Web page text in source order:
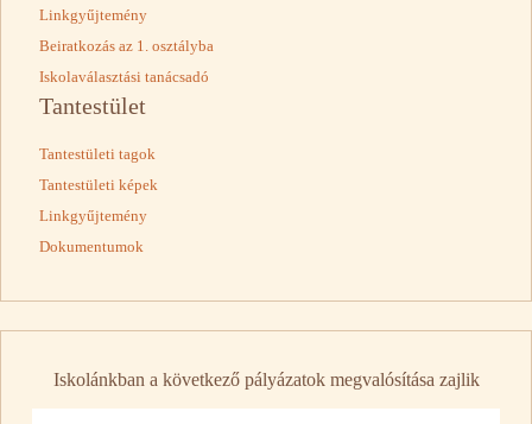
Linkgyűjtemény
Beiratkozás az 1. osztályba
Iskolaválasztási tanácsadó
Tantestület
Tantestületi tagok
Tantestületi képek
Linkgyűjtemény
Dokumentumok
Iskolánkban a következő pályázatok megvalósítása zajlik